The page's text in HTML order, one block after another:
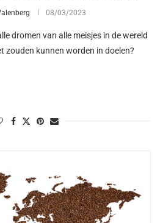
08/03/2023
dromen van alle meisjes in de wereld
zouden kunnen worden in doelen?